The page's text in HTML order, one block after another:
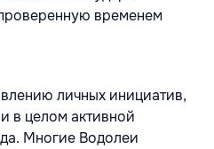
временем
личных инициатив,
в целом активной
Многие Водолеи